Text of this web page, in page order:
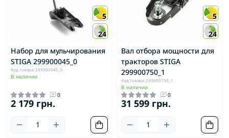
5
24
Набор для мульчирования
STIGA 299900045_0
Код товара: 299900045_0
В наличии
0
2 179 грн.
5
24
Вал отбора мощности для
тракторов STIGA
299900750_1
Код товара: 299900750_1
В наличии
0
31 599 грн.